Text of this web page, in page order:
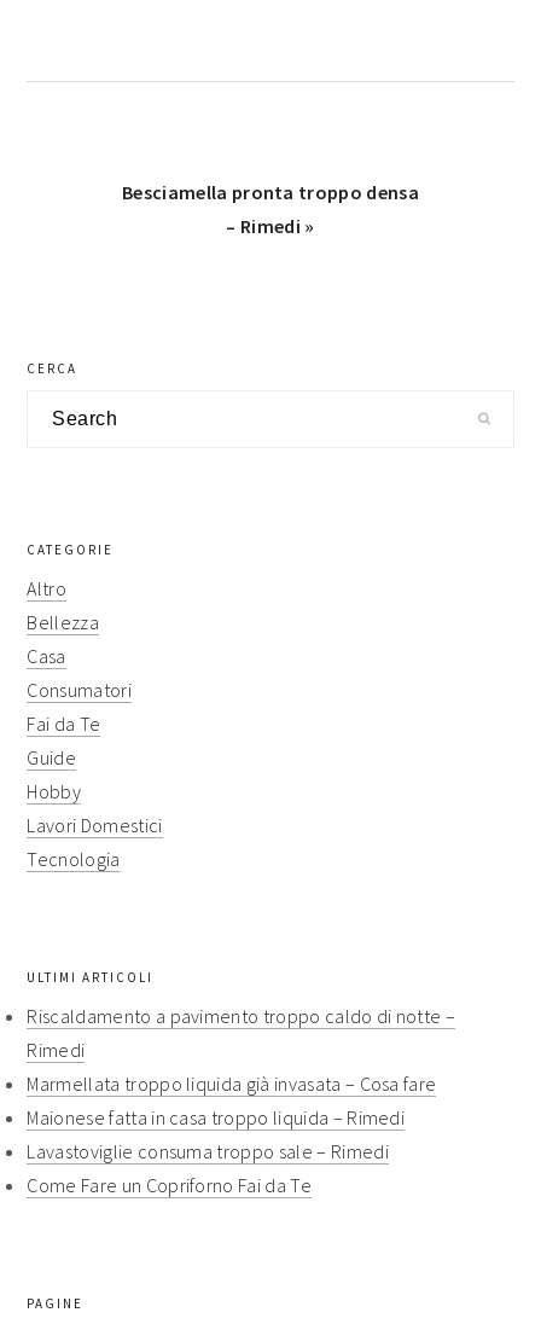
Next
Besciamella pronta troppo densa​
– Rimedi​​ »
primary
sidebar
CERCA
Search
CATEGORIE
Altro
Bellezza
Casa
Consumatori
Fai da Te
Guide
Hobby
Lavori Domestici
Tecnologia
ULTIMI ARTICOLI
Riscaldamento a pavimento troppo caldo di notte​ –
Rimedi​
Marmellata troppo liquida già invasata​ – Cosa fare​​
Maionese fatta in casa troppo liquida​​ – Rimedi​​
Lavastoviglie consuma troppo sale​ – Rimedi​​
Come Fare un Copriforno Fai da Te
PAGINE